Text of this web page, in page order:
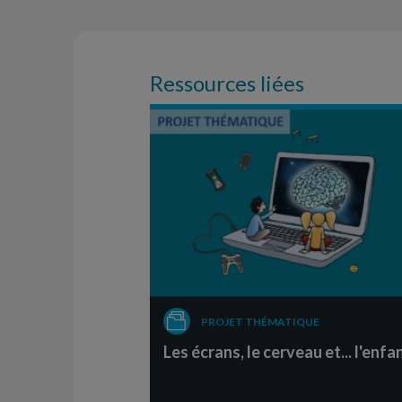
Ressources liées
PROJET THÉMATIQUE
Les écrans, le cerveau et...